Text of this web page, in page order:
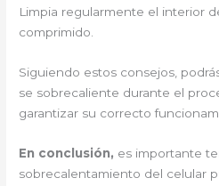
Limpia regularmente el interior
comprimido.
Siguiendo estos consejos,
se sobrecaliente durante el
garantizar su correcto
En conclusión, es importante
sobrecalentamiento del celular